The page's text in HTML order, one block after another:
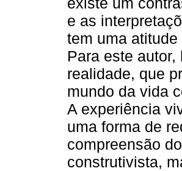
e as
tem uma
Para este
realidade, que
mundo da vida
A experiência
uma forma de
compreensão
construtivista,